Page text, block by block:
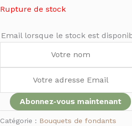
Rupture de stock
Email lorsque le stock est
Abonnez-vous maintenant
Catégorie : Bouquets de fondants